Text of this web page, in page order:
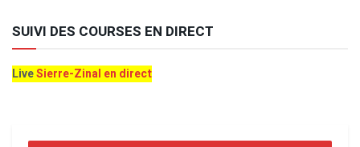
SUIVI DES COURSES EN DIRECT
LiveSierre-Zinal en direct